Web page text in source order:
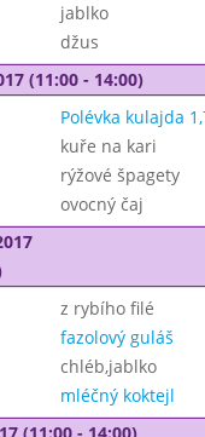
jablko
džus
(11:00 - 14:00)
Polévka kulajda
kuře na kari
rýžové špagety
ovocný čaj
z rybího filé
fazolový guláš
chléb,jablko
mléčný koktejl